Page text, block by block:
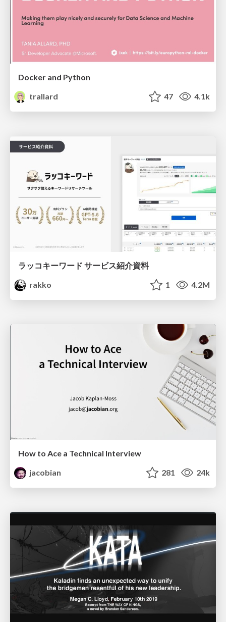
Docker and Python
trallard
47 4.1k
ラッコキーワード サービス紹介資料
rakko
1 4.2M
How to Ace a Technical Interview
jacobian
281 24k